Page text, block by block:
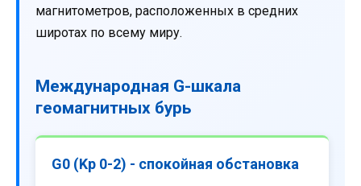
магнитометров, расположенных в средних
широтах по всему миру.
Международная G-шкала
геомагнитных бурь
G0 (Kp 0-2) - спокойная обстановка